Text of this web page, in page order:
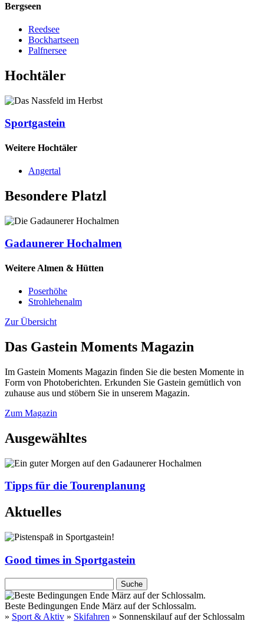
Bergseen
Reedsee
Bockhartseen
Palfnersee
Hochtäler
Sportgastein
Weitere Hochtäler
Angertal
Besondere Platzl
Gadaunerer Hochalmen
Weitere Almen & Hütten
Poserhöhe
Strohlehenalm
Zur Übersicht
Das Gastein Moments Magazin
Im Gastein Moments Magazin finden Sie die besten Momente in
Form von Photoberichten. Erkunden Sie Gastein gemütlich von
zuhause aus und stöbern Sie in unserem Magazin.
Zum Magazin
Ausgewähltes
Tipps für die Tourenplanung
Aktuelles
Good times in Sportgastein
Beste Bedingungen Ende März auf der Schlossalm.
» Sport & Aktiv » Skifahren » Sonnenskilauf auf der Schlossalm